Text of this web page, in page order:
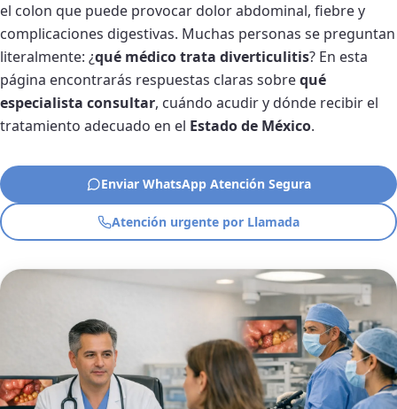
el colon que puede provocar dolor abdominal, fiebre y
complicaciones digestivas. Muchas personas se preguntan
literalmente: ¿qué médico trata diverticulitis? En esta
página encontrarás respuestas claras sobrequé
especialista consultar, cuándo acudir y dónde recibir el
tratamiento adecuado en el Estado de México.
Enviar WhatsApp Atención Segura
Atención urgente por Llamada